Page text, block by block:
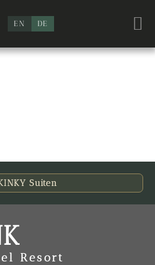
EN DE
Suiten
Resort